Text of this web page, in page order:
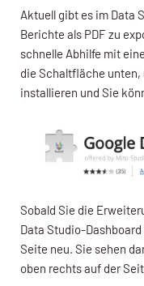
Aktuell gibt es im Data
Berichte als PDF zu
schnelle Abhilfe mit
die Schaltfläche unten,
installieren und Sie
Sobald Sie die
Data Studio-
Seite neu. Sie sehen
oben rechts auf der